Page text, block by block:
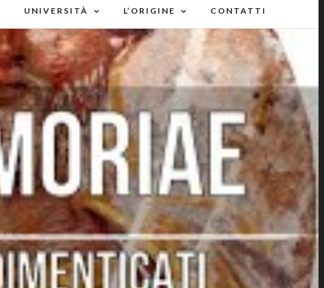
UNIVERSITÀ L’ORIGINE CONTATTI